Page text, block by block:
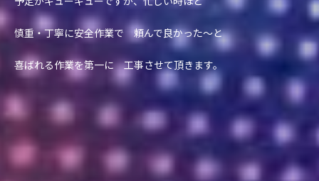
慎重・丁寧に安全作業で 頼んで良かった～と
喜ばれる作業を第一に 工事させて頂きます。